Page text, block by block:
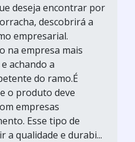
deseja encontrar por
descobrirá a
empresarial.
na empresa mais
achando a
do ramo.É
o produto deve
empresas
Esse tipo de
a qualidade e durabi...